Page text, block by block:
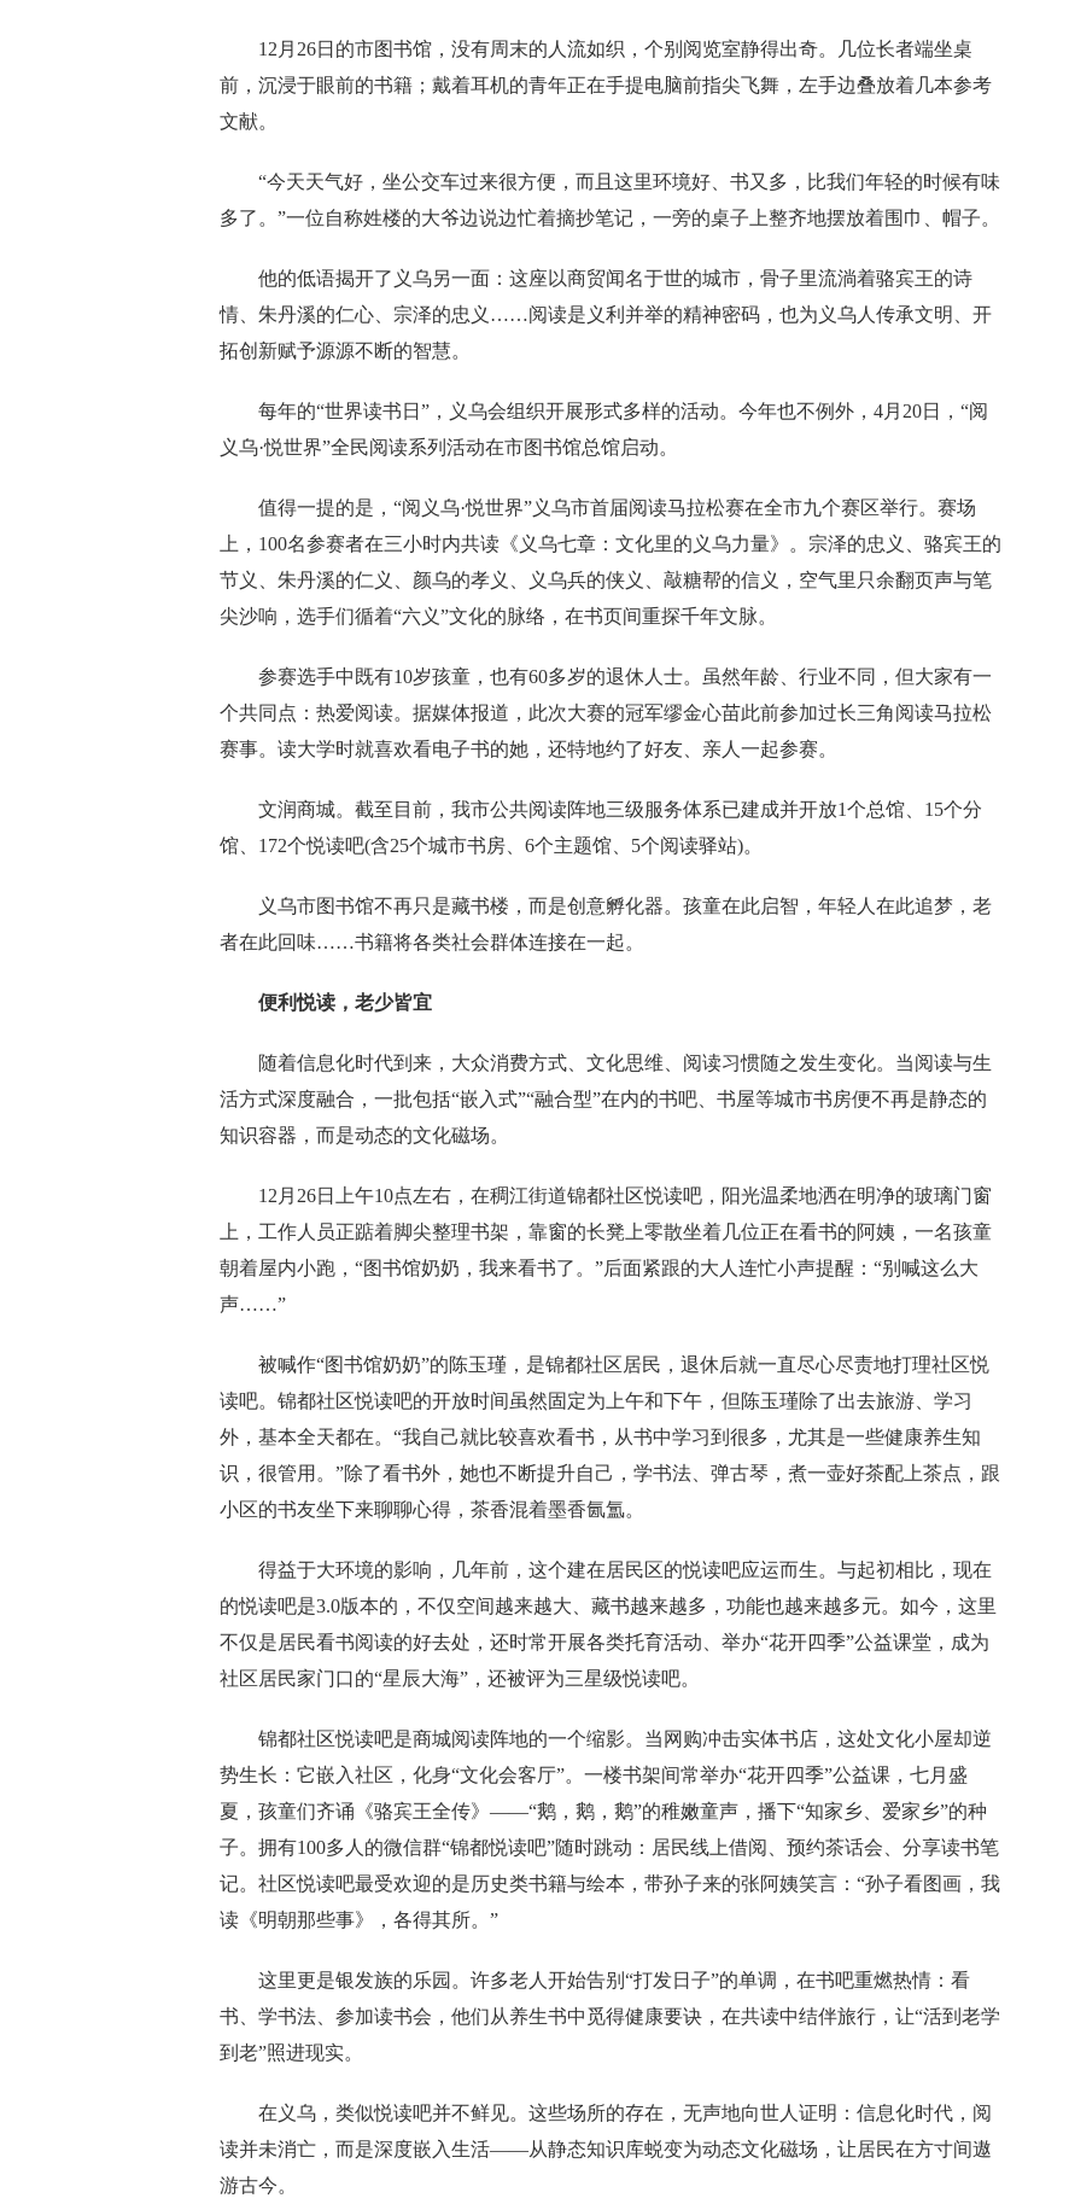
12月26日的市图书馆，没有周末的人流如织，个别阅览室静得出奇。几位长者端坐桌
前，沉浸于眼前的书籍；戴着耳机的青年正在手提电脑前指尖飞舞，左手边叠放着几本参考
文献。
“今天天气好，坐公交车过来很方便，而且这里环境好、书又多，比我们年轻的时候有味
多了。”一位自称姓楼的大爷边说边忙着摘抄笔记，一旁的桌子上整齐地摆放着围巾、帽子。
他的低语揭开了义乌另一面：这座以商贸闻名于世的城市，骨子里流淌着骆宾王的诗
情、朱丹溪的仁心、宗泽的忠义……阅读是义利并举的精神密码，也为义乌人传承文明、开
拓创新赋予源源不断的智慧。
每年的“世界读书日”，义乌会组织开展形式多样的活动。今年也不例外，4月20日，“阅
义乌·悦世界”全民阅读系列活动在市图书馆总馆启动。
值得一提的是，“阅义乌·悦世界”义乌市首届阅读马拉松赛在全市九个赛区举行。赛场
上，100名参赛者在三小时内共读《义乌七章：文化里的义乌力量》。宗泽的忠义、骆宾王的
节义、朱丹溪的仁义、颜乌的孝义、义乌兵的侠义、敲糖帮的信义，空气里只余翻页声与笔
尖沙响，选手们循着“六义”文化的脉络，在书页间重探千年文脉。
参赛选手中既有10岁孩童，也有60多岁的退休人士。虽然年龄、行业不同，但大家有一
个共同点：热爱阅读。据媒体报道，此次大赛的冠军缪金心苗此前参加过长三角阅读马拉松
赛事。读大学时就喜欢看电子书的她，还特地约了好友、亲人一起参赛。
文润商城。截至目前，我市公共阅读阵地三级服务体系已建成并开放1个总馆、15个分
馆、172个悦读吧(含25个城市书房、6个主题馆、5个阅读驿站)。
义乌市图书馆不再只是藏书楼，而是创意孵化器。孩童在此启智，年轻人在此追梦，老
者在此回味……书籍将各类社会群体连接在一起。
便利悦读，老少皆宜
随着信息化时代到来，大众消费方式、文化思维、阅读习惯随之发生变化。当阅读与生
活方式深度融合，一批包括“嵌入式”“融合型”在内的书吧、书屋等城市书房便不再是静态的
知识容器，而是动态的文化磁场。
12月26日上午10点左右，在稠江街道锦都社区悦读吧，阳光温柔地洒在明净的玻璃门窗
上，工作人员正踮着脚尖整理书架，靠窗的长凳上零散坐着几位正在看书的阿姨，一名孩童
朝着屋内小跑，“图书馆奶奶，我来看书了。”后面紧跟的大人连忙小声提醒：“别喊这么大
声……”
被喊作“图书馆奶奶”的陈玉瑾，是锦都社区居民，退休后就一直尽心尽责地打理社区悦
读吧。锦都社区悦读吧的开放时间虽然固定为上午和下午，但陈玉瑾除了出去旅游、学习
外，基本全天都在。“我自己就比较喜欢看书，从书中学习到很多，尤其是一些健康养生知
识，很管用。”除了看书外，她也不断提升自己，学书法、弹古琴，煮一壶好茶配上茶点，跟
小区的书友坐下来聊聊心得，茶香混着墨香氤氲。
得益于大环境的影响，几年前，这个建在居民区的悦读吧应运而生。与起初相比，现在
的悦读吧是3.0版本的，不仅空间越来越大、藏书越来越多，功能也越来越多元。如今，这里
不仅是居民看书阅读的好去处，还时常开展各类托育活动、举办“花开四季”公益课堂，成为
社区居民家门口的“星辰大海”，还被评为三星级悦读吧。
锦都社区悦读吧是商城阅读阵地的一个缩影。当网购冲击实体书店，这处文化小屋却逆
势生长：它嵌入社区，化身“文化会客厅”。一楼书架间常举办“花开四季”公益课，七月盛
夏，孩童们齐诵《骆宾王全传》——“鹅，鹅，鹅”的稚嫩童声，播下“知家乡、爱家乡”的种
子。拥有100多人的微信群“锦都悦读吧”随时跳动：居民线上借阅、预约茶话会、分享读书笔
记。社区悦读吧最受欢迎的是历史类书籍与绘本，带孙子来的张阿姨笑言：“孙子看图画，我
读《明朝那些事》，各得其所。”
这里更是银发族的乐园。许多老人开始告别“打发日子”的单调，在书吧重燃热情：看
书、学书法、参加读书会，他们从养生书中觅得健康要诀，在共读中结伴旅行，让“活到老学
到老”照进现实。
在义乌，类似悦读吧并不鲜见。这些场所的存在，无声地向世人证明：信息化时代，阅
读并未消亡，而是深度嵌入生活——从静态知识库蜕变为动态文化磁场，让居民在方寸间遨
游古今。